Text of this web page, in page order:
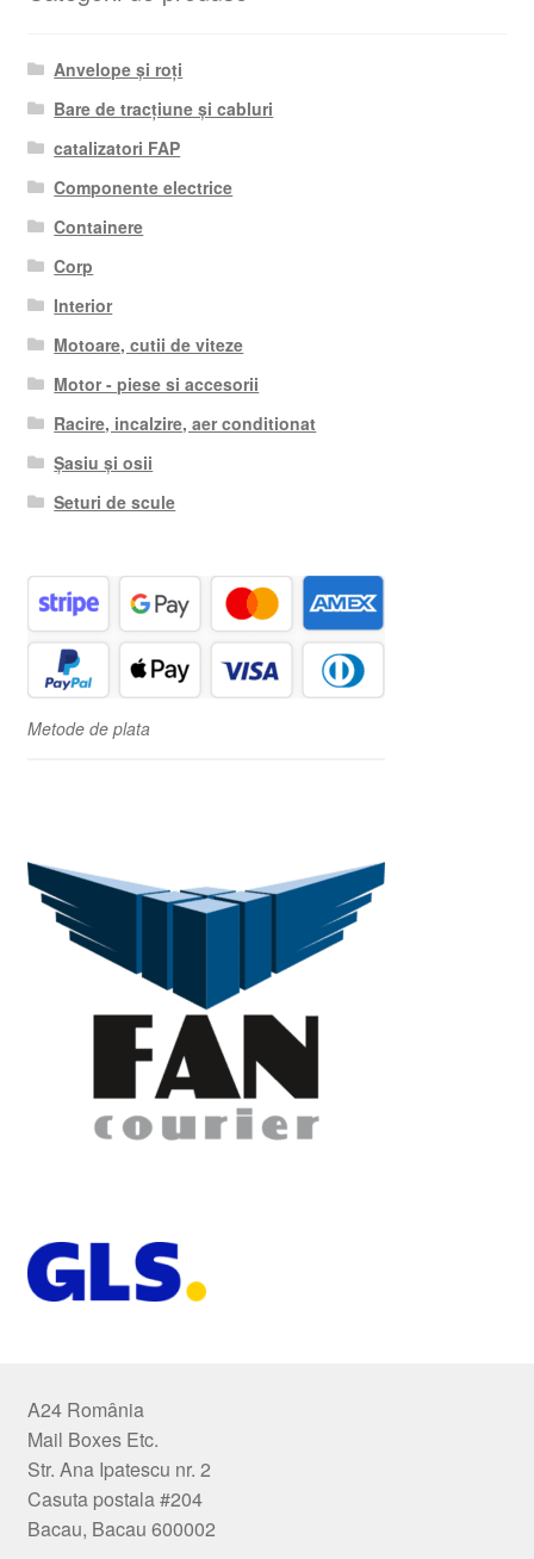
Anvelope și roți
Bare de tracțiune și cabluri
catalizatori FAP
Componente electrice
Containere
Corp
Interior
Motoare, cutii de viteze
Motor - piese si accesorii
Racire, incalzire, aer conditionat
Șasiu și osii
Seturi de scule
Metode de plata
A24 România
Mail Boxes Etc.
Str. Ana Ipatescu nr. 2
Casuta postala #204
Bacau, Bacau 600002